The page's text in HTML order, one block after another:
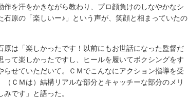
を汗をかきながら教わり、プロ顔負けのしなやかなシ
原の「楽しいー♪」という声が、笑顔と相まっていたの
は「楽しかったです！以前にもお世話になった監督だ
て楽しかったですし、ヒールを履いてボクシングをす
せていただいて。ＣＭでこんなにアクション指導を受
ＣＭは）結構リアルな部分とキャッチーな部分のメリ
です」と語った。